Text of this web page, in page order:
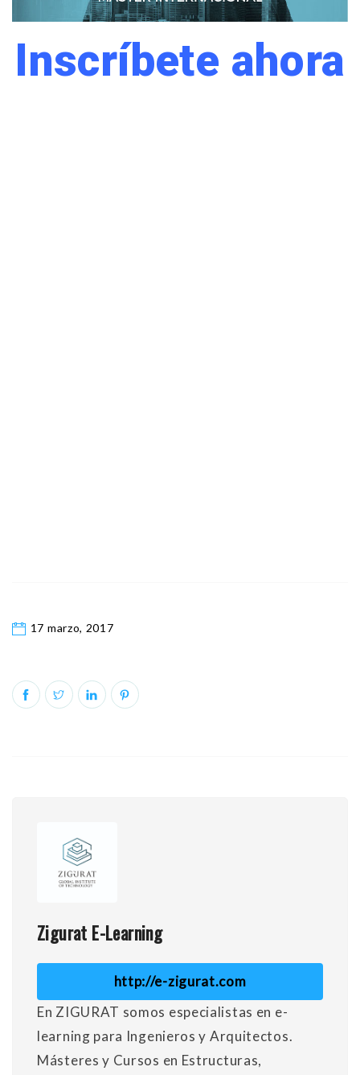
Inscríbete ahora
17 marzo, 2017
Zigurat E-Learning
http://e-zigurat.com
En ZIGURAT somos especialistas en e-
learning para Ingenieros y Arquitectos.
Másteres y Cursos en Estructuras,